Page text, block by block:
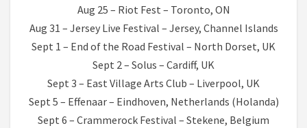
Aug 25 – Riot Fest – Toronto, ON
Aug 31 – Jersey Live Festival – Jersey, Channel Islands
Sept 1 – End of the Road Festival – North Dorset, UK
Sept 2 – Solus – Cardiff, UK
Sept 3 – East Village Arts Club – Liverpool, UK
Sept 5 – Effenaar – Eindhoven, Netherlands (Holanda)
Sept 6 – Crammerock Festival – Stekene, Belgium